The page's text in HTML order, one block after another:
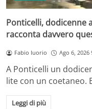
Ponticelli, dodicenne
racconta davvero
Fabio Iuorio Ago 6, 2026
A Ponticelli un
lite con un coetaneo.
Leggi di più